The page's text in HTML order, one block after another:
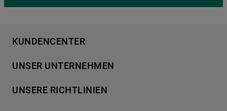
KUNDENCENTER
Händlersuche
Häufige Fragen
UNSER UNTERNEHMEN
Für Händler
UNSERE RICHTLINIEN